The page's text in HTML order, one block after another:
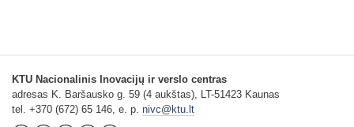
KTU Nacionalinis Inovacijų ir verslo centras
adresas K. Baršausko g. 59 (4 aukštas), LT-51423 Kaunas
tel. +370 (672) 65 146, e. p. nivc@ktu.lt